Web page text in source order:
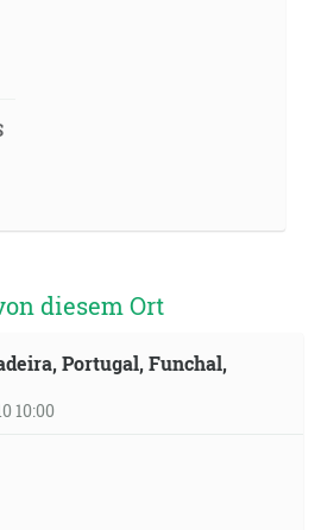
diesem Ort
Portugal, Funchal,
10:00